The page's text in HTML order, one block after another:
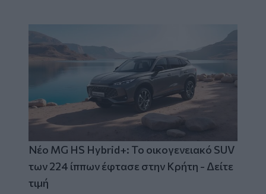
Νέο MG HS Hybrid+: Το οικογενειακό SUV
των 224 ίππων έφτασε στην Κρήτη - Δείτε
τιμή